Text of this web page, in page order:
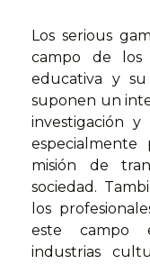
Los serious
campo de los
educativa y su
suponen un
investigación
misión de
sociedad.
los
este campo
industrias